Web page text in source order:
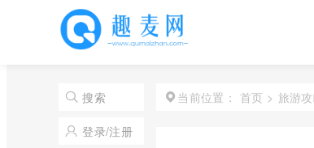
搜索
登录/注册
当前位置： 首页 > 旅游